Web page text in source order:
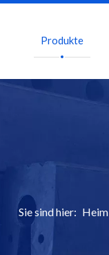
Produkte
Sie sind hier: Heim